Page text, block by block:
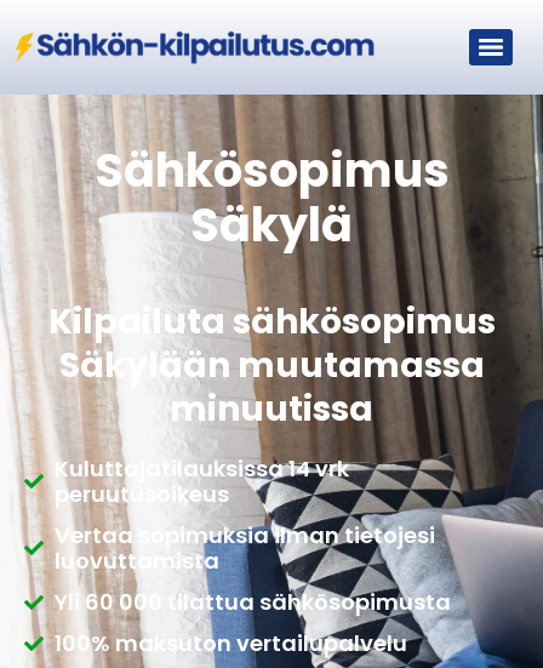
Sähkösopimus
Säkylä
Kilpailuta sähkösopimus
Säkylään muutamassa
minuutissa
Kuluttajatilauksissa 14 vrk
peruutusoikeus
Vertaa sopimuksia ilman tietojesi
luovuttamista
Yli 60 000 tilattua sähkösopimusta
100% maksuton vertailupalvelu